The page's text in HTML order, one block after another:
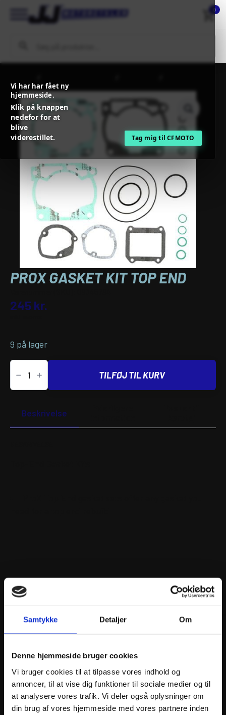
Samtykke Detaljer Om
Denne hjemmeside bruger cookies
Vi bruger cookies til at tilpasse vores indhold og
annoncer, til at vise dig funktioner til sociale medier og til
at analysere vores trafik. Vi deler også oplysninger om
din brug af vores hjemmeside med vores partnere inden
Vi har har fået ny
hjemmeside.
Klik på knappen
nedefor for at
blive
viderestillet.
Tag mig til CFMOTO
0
KIT TOP END
PROX GASKET KIT TOP END
245 kr.
9 på lager
PROX
GASKET
KIT
TOP
TILFØJ TIL KURV
Beskrivelse
ANDRE INTERESSANTE VARER